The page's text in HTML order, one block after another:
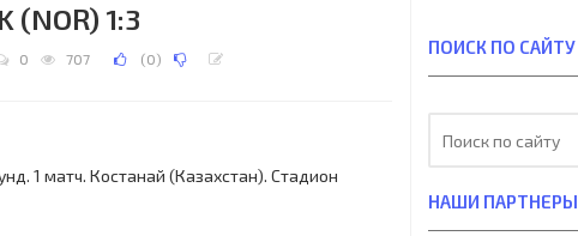
(NOR) 1:3
0 707 (0)
1 матч. Костанай (Казахстан). Стадион
ПОИСК ПО САЙТУ
НАШИ ПАРТНЕРЫ